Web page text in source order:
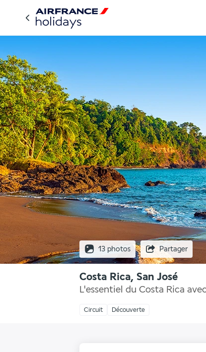
13 photos Partager
Costa Rica, San José
L'essentiel du Costa Rica
Circuit Découverte